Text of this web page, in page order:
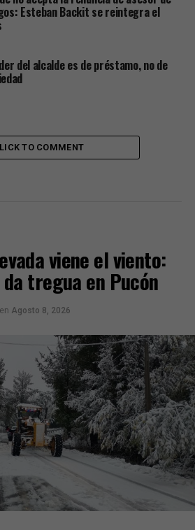
Esteban Backit se reintegra el
del alcalde es de préstamo, no de
TO COMMENT
viene el viento:
tregua en Pucón
en Agosto 8, 2026